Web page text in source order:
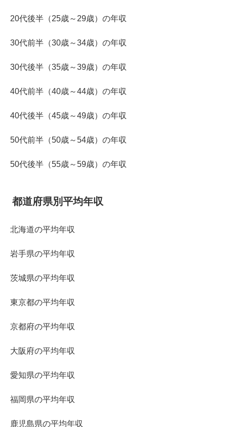
20代後半（25歳～29歳）の年収
30代前半（30歳～34歳）の年収
30代後半（35歳～39歳）の年収
40代前半（40歳～44歳）の年収
40代後半（45歳～49歳）の年収
50代前半（50歳～54歳）の年収
50代後半（55歳～59歳）の年収
都道府県別平均年収
北海道の平均年収
岩手県の平均年収
茨城県の平均年収
東京都の平均年収
京都府の平均年収
大阪府の平均年収
愛知県の平均年収
福岡県の平均年収
鹿児島県の平均年収